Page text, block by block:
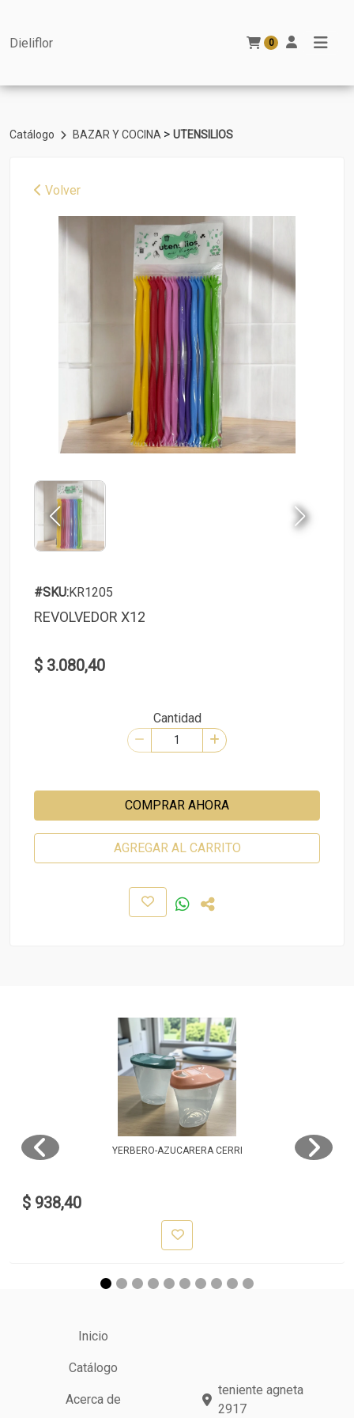
Dieliflor 0
Catálogo BAZAR Y COCINA > UTENSILIOS
Volver
#SKU:KR1205
REVOLVEDOR X12
$ 3.080,40
Cantidad
COMPRAR AHORA
AGREGAR AL CARRITO
YERBERO-AZUCARERA CERRI
$ 938,40
Inicio
Catálogo
Acerca de
teniente agneta
2917